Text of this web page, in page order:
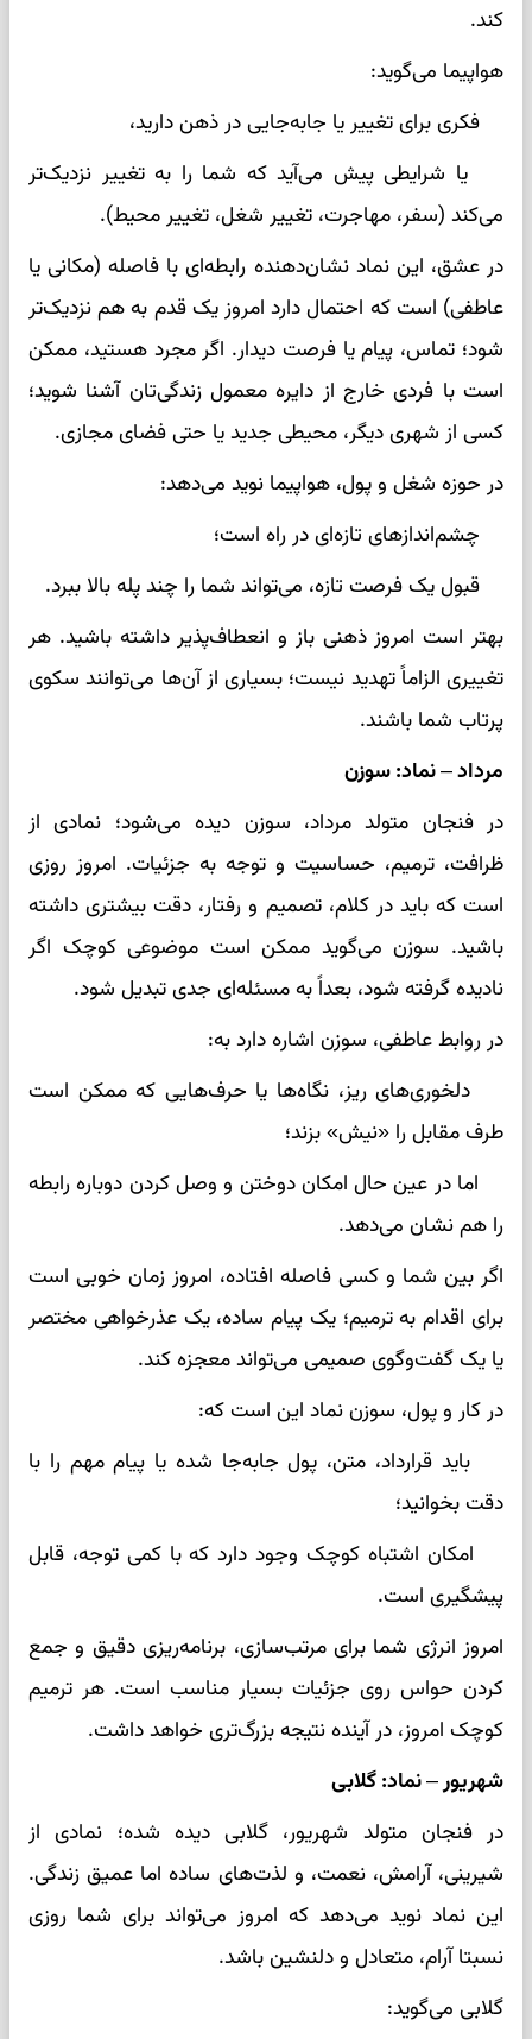
کند.
هواپیما می‌گوید:
فکری برای تغییر یا جابه‌جایی در ذهن دارید،
یا شرایطی پیش می‌آید که شما را به تغییر نزدیک‌تر
می‌کند (سفر، مهاجرت، تغییر شغل، تغییر محیط).
در عشق، این نماد نشان‌دهنده رابطه‌ای با فاصله (مکانی یا
عاطفی) است که احتمال دارد امروز یک قدم به هم نزدیک‌تر
شود؛ تماس، پیام یا فرصت دیدار. اگر مجرد هستید، ممکن
است با فردی خارج از دایره معمول زندگی‌تان آشنا شوید؛
کسی از شهری دیگر، محیطی جدید یا حتی فضای مجازی.
در حوزه شغل و پول، هواپیما نوید می‌دهد:
چشم‌اندازهای تازه‌ای در راه است؛
قبول یک فرصت تازه، می‌تواند شما را چند پله بالا ببرد.
بهتر است امروز ذهنی باز و انعطاف‌پذیر داشته باشید. هر
تغییری الزاماً تهدید نیست؛ بسیاری از آن‌ها می‌توانند سکوی
پرتاب شما باشند.
مرداد – نماد: سوزن
در فنجان متولد مرداد، سوزن دیده می‌شود؛ نمادی از
ظرافت، ترمیم، حساسیت و توجه به جزئیات. امروز روزی
است که باید در کلام، تصمیم و رفتار، دقت بیشتری داشته
باشید. سوزن می‌گوید ممکن است موضوعی کوچک اگر
نادیده گرفته شود، بعداً به مسئله‌ای جدی تبدیل شود.
در روابط عاطفی، سوزن اشاره دارد به:
دلخوری‌های ریز، نگاه‌ها یا حرف‌هایی که ممکن است
طرف مقابل را «نیش» بزند؛
اما در عین حال امکان دوختن و وصل کردن دوباره رابطه
را هم نشان می‌دهد.
اگر بین شما و کسی فاصله افتاده، امروز زمان خوبی است
برای اقدام به ترمیم؛ یک پیام ساده، یک عذرخواهی مختصر
یا یک گفت‌وگوی صمیمی می‌تواند معجزه کند.
در کار و پول، سوزن نماد این است که:
باید قرارداد، متن، پول جابه‌جا شده یا پیام مهم را با
دقت بخوانید؛
امکان اشتباه کوچک وجود دارد که با کمی توجه، قابل
پیشگیری است.
امروز انرژی شما برای مرتب‌سازی، برنامه‌ریزی دقیق و جمع
کردن حواس روی جزئیات بسیار مناسب است. هر ترمیم
کوچک امروز، در آینده نتیجه بزرگ‌تری خواهد داشت.
شهریور – نماد: گلابی
در فنجان متولد شهریور، گلابی دیده شده؛ نمادی از
شیرینی، آرامش، نعمت، و لذت‌های ساده اما عمیق زندگی.
این نماد نوید می‌دهد که امروز می‌تواند برای شما روزی
نسبتا آرام، متعادل و دلنشین باشد.
گلابی می‌گوید: